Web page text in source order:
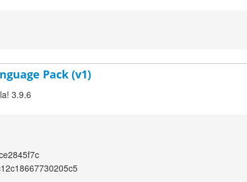
Pack (v1)
3.9.6